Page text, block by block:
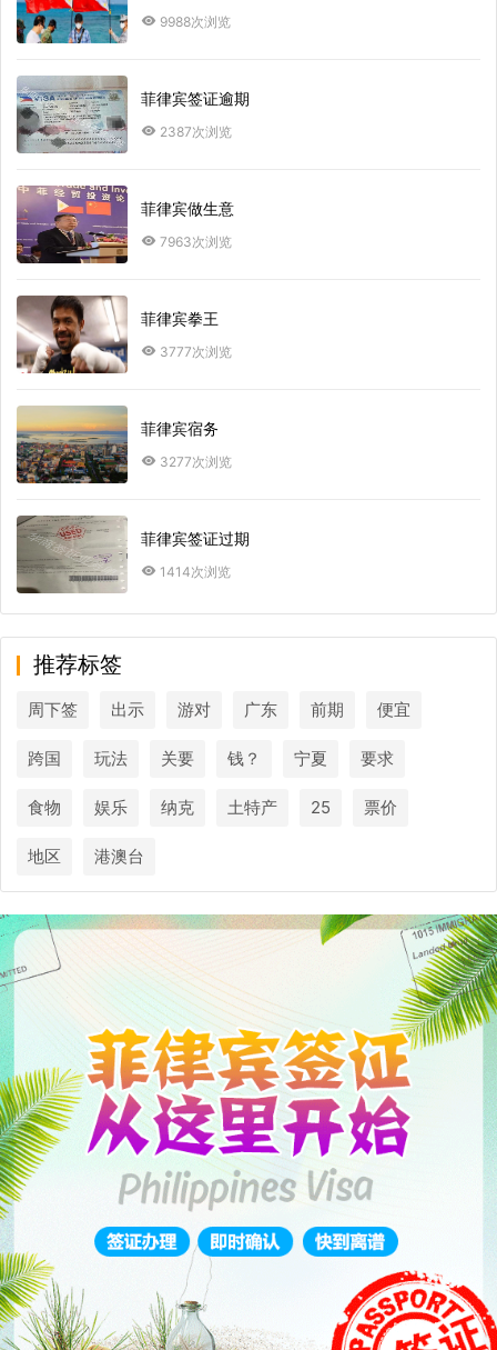
9988次浏览
菲律宾签证逾期
2387次浏览
菲律宾做生意
7963次浏览
菲律宾拳王
3777次浏览
菲律宾宿务
3277次浏览
菲律宾签证过期
1414次浏览
推荐标签
周下签 出示 游对 广东 前期 便宜
跨国 玩法 关要 钱？ 宁夏 要求
食物 娱乐 纳克 土特产 25 票价
地区 港澳台